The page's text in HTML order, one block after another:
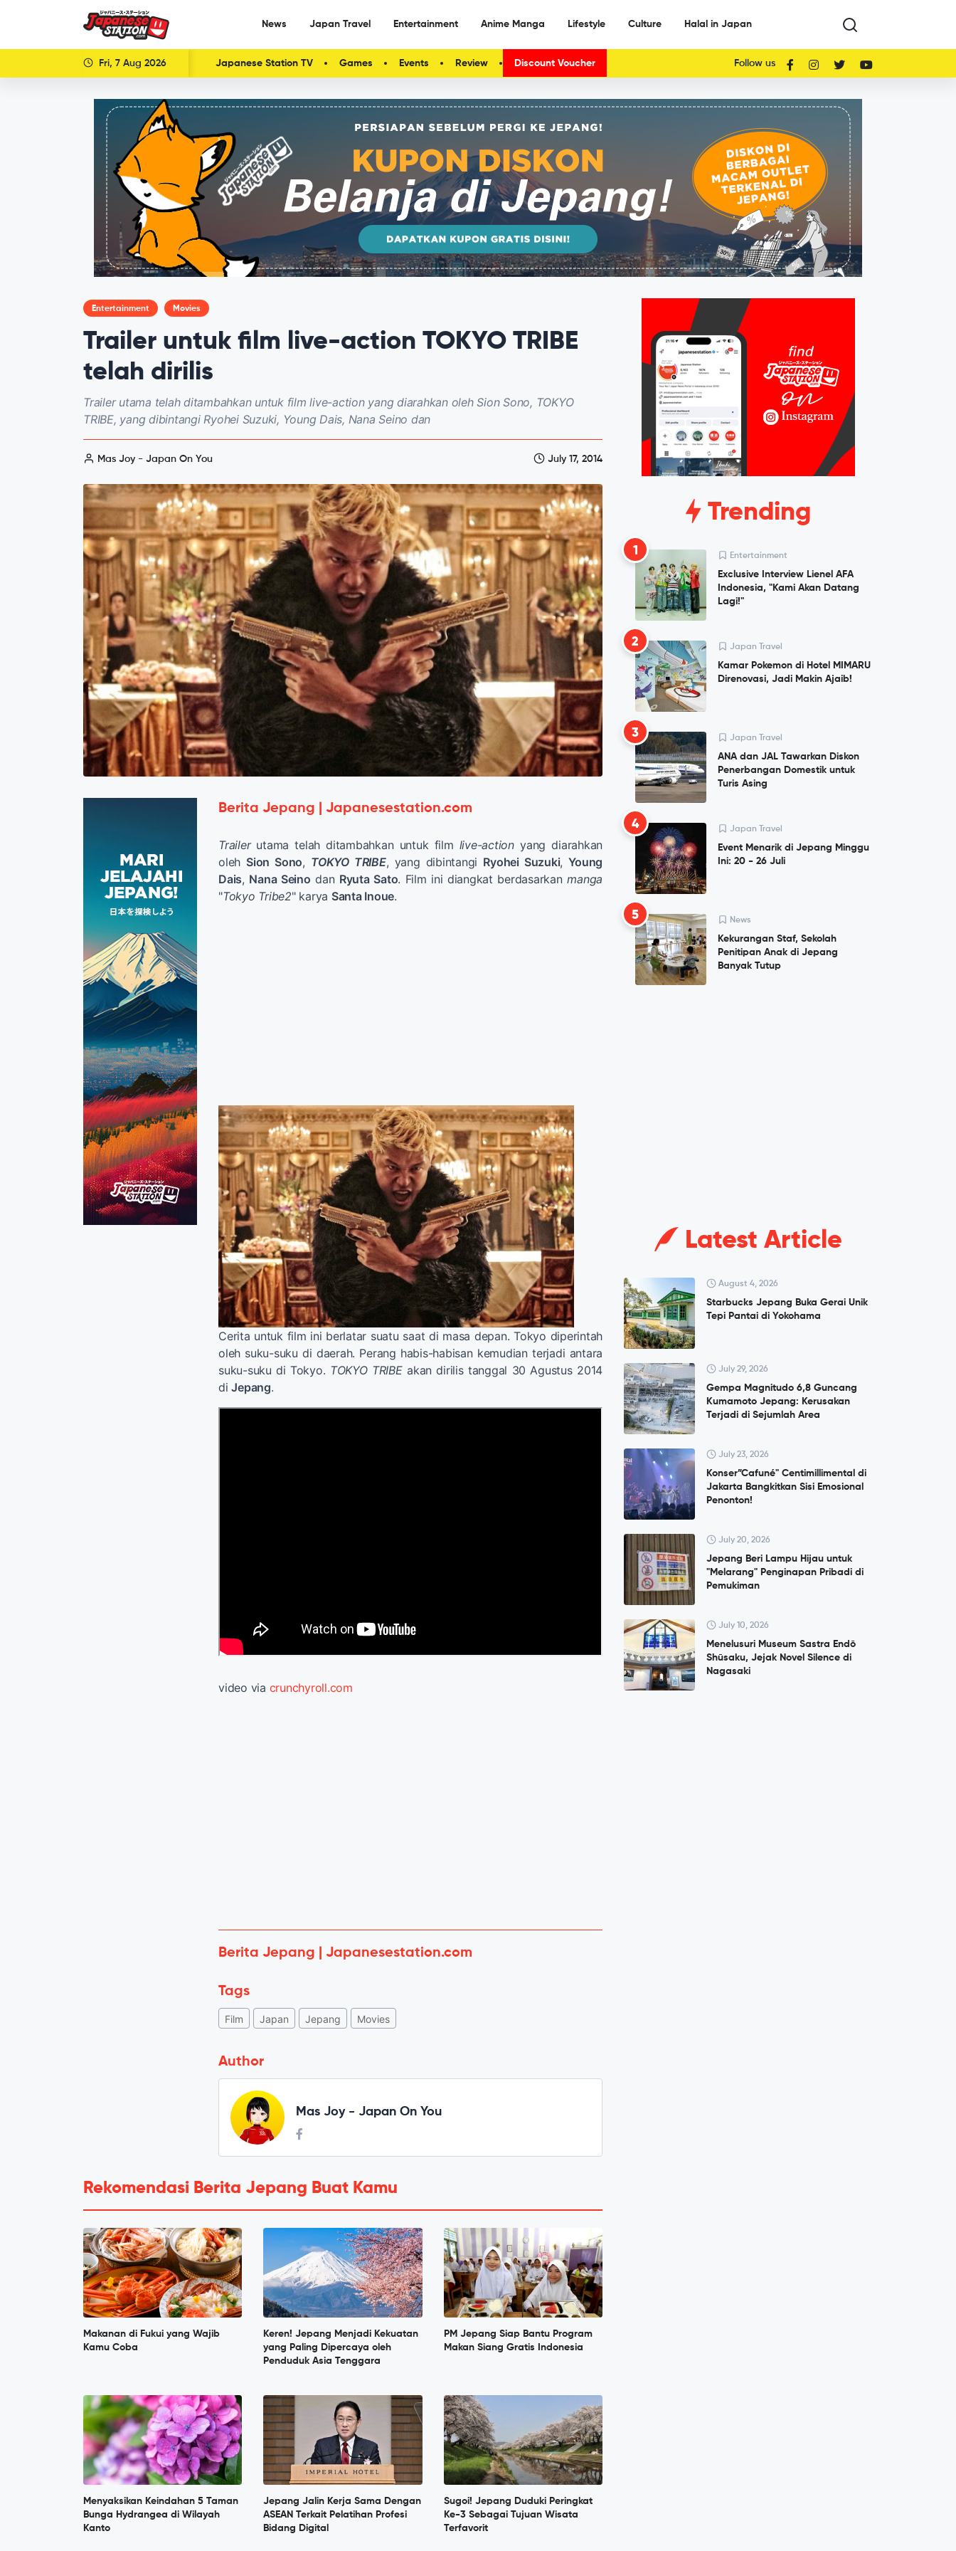
News Japan Travel Entertainment Anime Manga Lifestyle Culture Halal in Japan
Fri, 7 Aug 2026 Japanese Station TV Games Events Review Discount Voucher Follow us
Entertainment Movies
Trailer untuk film live-action TOKYO TRIBE
telah dirilis
Trailer utama telah ditambahkan untuk film live-action yang diarahkan oleh Sion Sono, TOKYO
TRIBE, yang dibintangi Ryohei Suzuki, Young Dais, Nana Seino dan
Mas Joy - Japan On You July 17, 2014
Berita Jepang | Japanesestation.com
Trailerutama telah ditambahkan untuk film live-actionyang diarahkan
oleh Sion Sono, TOKYO TRIBE, yang dibintangi Ryohei Suzuki,Young
Dais, Nana Seino dan Ryuta Sato. Film ini diangkat berdasarkanmanga
"Tokyo Tribe2" karya Santa Inoue.
Cerita untuk film ini berlatar suatu saat di masa depan. Tokyo diperintah
oleh suku-suku di daerah. Perang habis-habisan kemudian terjadi antara
suku-suku di Tokyo. TOKYO TRIBEakan dirilis tanggal 30 Agustus 2014
diJepang.
video via crunchyroll.com
Berita Jepang | Japanesestation.com
Tags
Film Japan Jepang Movies
Author
Mas Joy - Japan On You
Rekomendasi Berita Jepang Buat Kamu
Makanan di Fukui yang Wajib
Kamu Coba
Keren! Jepang Menjadi Kekuatan
yang Paling Dipercaya oleh
Penduduk Asia Tenggara
PM Jepang Siap Bantu Program
Makan Siang Gratis Indonesia
Menyaksikan Keindahan 5 Taman
Bunga Hydrangea di Wilayah
Kanto
Jepang Jalin Kerja Sama Dengan
ASEAN Terkait Pelatihan Profesi
Bidang Digital
Sugoi! Jepang Duduki Peringkat
Ke-3 Sebagai Tujuan Wisata
Terfavorit
Trending
1 Entertainment
Exclusive Interview Lienel AFA
Indonesia, "Kami Akan Datang
Lagi!"
2 Japan Travel
Kamar Pokemon di Hotel MIMARU
Direnovasi, Jadi Makin Ajaib!
3 Japan Travel
ANA dan JAL Tawarkan Diskon
Penerbangan Domestik untuk
Turis Asing
4 Japan Travel
Event Menarik di Jepang Minggu
Ini: 20 - 26 Juli
5 News
Kekurangan Staf, Sekolah
Penitipan Anak di Jepang
Banyak Tutup
Latest Article
August 4, 2026
Starbucks Jepang Buka Gerai Unik
Tepi Pantai di Yokohama
July 29, 2026
Gempa Magnitudo 6,8 Guncang
Kumamoto Jepang: Kerusakan
Terjadi di Sejumlah Area
July 23, 2026
Konser”Cafuné" Centimillimental di
Jakarta Bangkitkan Sisi Emosional
Penonton!
July 20, 2026
Jepang Beri Lampu Hijau untuk
"Melarang" Penginapan Pribadi di
Pemukiman
July 10, 2026
Menelusuri Museum Sastra Endō
Shūsaku, Jejak Novel Silence di
Nagasaki